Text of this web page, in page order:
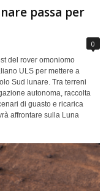
passa per
0
del rover omoniomo
ULS per mettere a
Sud lunare. Tra terreni
autonoma, raccolta
di guasto e ricarica
affrontare sulla Luna